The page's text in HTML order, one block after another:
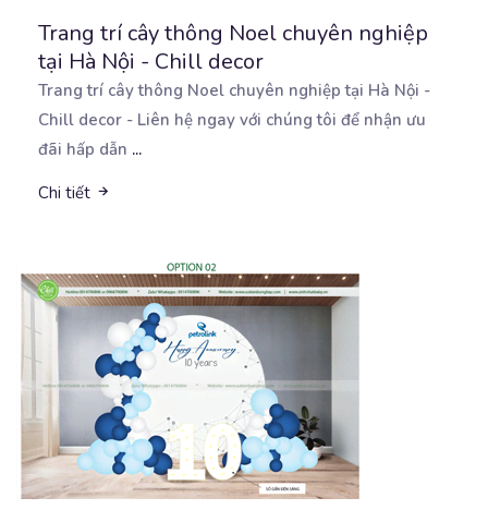
Trang trí cây thông Noel chuyên nghiệp
tại Hà Nội - Chill decor
Trang trí cây thông Noel chuyên nghiệp tại Hà Nội -
Chill decor - Liên hệ ngay với chúng tôi để nhận ưu
đãi hấp dẫn ...
Chi tiết